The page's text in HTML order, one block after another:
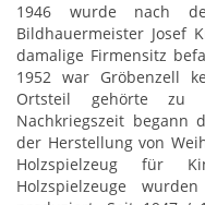
1946 wurde nach
Bildhauermeister Josef
damalige Firmensitz
1952 war Gröbenzell
Ortsteil gehörte zu
Nachkriegszeit begann
der Herstellung von
Holzspielzeug für
Holzspielzeuge